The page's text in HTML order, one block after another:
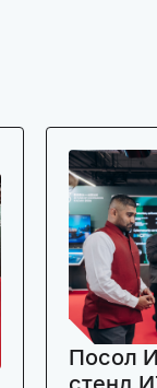
Посол